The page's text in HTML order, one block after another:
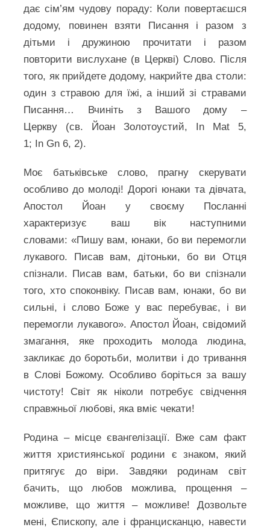
дає сім’ям чудову пораду: Коли повертаєшся
додому, повинен взяти Писання і разом з
дітьми і дружиною прочитати і разом
повторити вислухане (в Церкві) Слово. Після
того, як прийдете додому, накрийте два столи:
один з стравою для їжі, а інший зі стравами
Писання… Вчиніть з Вашого дому –
Церкву (св. Йоан Золотоустий, In Mat 5,
1; In Gn 6, 2).
Моє батьківське слово, прагну скерувати
особливо до молоді! Дорогі юнаки та дівчата,
Апостол Йоан у своєму Посланні
характеризує ваш вік наступними
словами: «Пишу вам, юнаки, бо ви перемогли
лукавого. Писав вам, дітоньки, бо ви Отця
спізнали. Писав вам, батьки, бо ви спізнали
того, хто споконвіку. Писав вам, юнаки, бо ви
сильні, і слово Боже у вас перебуває, і ви
перемогли лукавого». Апостол Йоан, свідомий
змагання, яке проходить молода людина,
закликає до боротьби, молитви і до тривання
в Слові Божому. Особливо боріться за вашу
чистоту! Світ як ніколи потребує свідчення
справжньої любові, яка вміє чекати!
Родина – місце євангелізації. Вже сам факт
життя християнської родини є знаком, який
притягує до віри. Завдяки родинам світ
бачить, що любов можлива, прощення –
можливе, що життя – можливе! Дозвольте
мені, Єпископу, але і францисканцю, навести